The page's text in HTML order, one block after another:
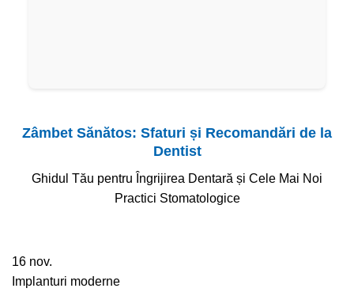
Zâmbet Sănătos: Sfaturi și Recomandări de la
Dentist
Ghidul Tău pentru Îngrijirea Dentară și Cele Mai Noi
Practici Stomatologice
16 nov.
Implanturi moderne